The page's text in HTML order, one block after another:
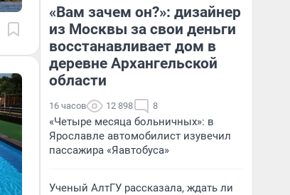
«Вам зачем он?»: дизайнер
из Москвы за свои деньги
восстанавливает дом в
деревне Архангельской
области
16 часов 12 898 8
«Четыре месяца больничных»: в
Ярославле автомобилист изувечил
пассажира «Яавтобуса»
Ученый АлтГУ рассказала, ждать ли